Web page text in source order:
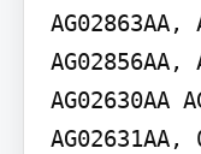
AG02863AA,
AG02856AA,
AG02630AA
AG02631AA,